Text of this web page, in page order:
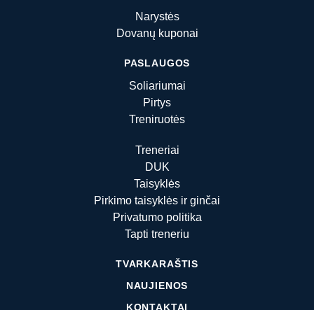
Narystės
Dovanų kuponai
PASLAUGOS
Soliariumai
Pirtys
Treniruotės
Treneriai
DUK
Taisyklės
Pirkimo taisyklės ir ginčai
Privatumo politika
Tapti treneriu
TVARKARAŠTIS
NAUJIENOS
KONTAKTAI